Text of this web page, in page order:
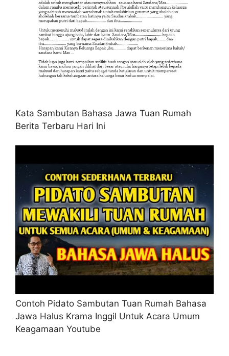
Kata Sambutan Bahasa Jawa Tuan Rumah
Berita Terbaru Hari Ini
Contoh Pidato Sambutan Tuan Rumah Bahasa
Jawa Halus Krama Inggil Untuk Acara Umum
Keagamaan Youtube